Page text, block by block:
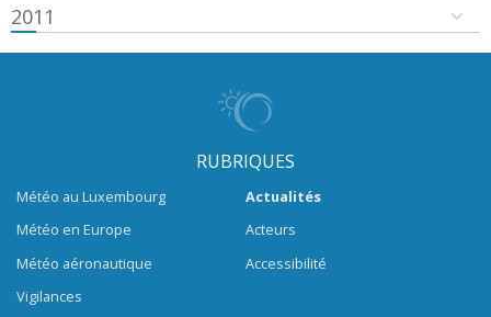
2011
RUBRIQUES
Météo au Luxembourg
Météo en Europe
Météo aéronautique
Vigilances
Actualités
Acteurs
Accessibilité